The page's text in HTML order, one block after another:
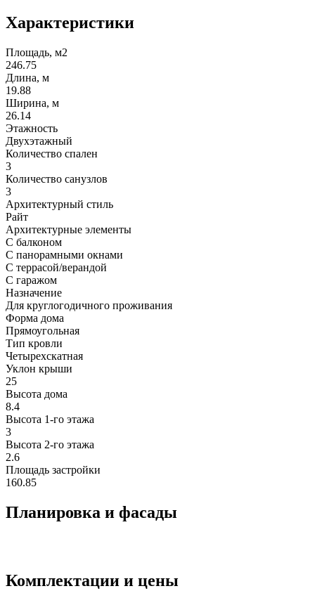
Характеристики
Площадь, м2
246.75
Длина, м
19.88
Ширина, м
26.14
Этажность
Двухэтажный
Количество спален
3
Количество санузлов
3
Архитектурный стиль
Райт
Архитектурные элементы
С балконом
С панорамными окнами
С террасой/верандой
С гаражом
Назначение
Для круглогодичного проживания
Форма дома
Прямоугольная
Тип кровли
Четырехскатная
Уклон крыши
25
Высота дома
8.4
Высота 1-го этажа
3
Высота 2-го этажa
2.6
Площадь застройки
160.85
Планировка и фасады
Комплектации и цены